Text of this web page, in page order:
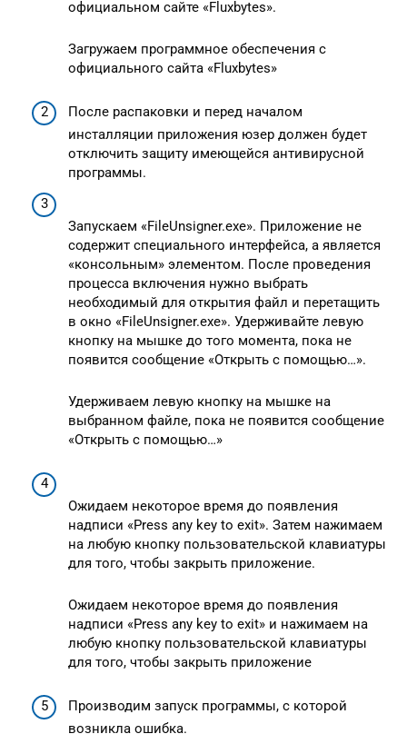
официальном сайте «Fluxbytes».
Загружаем программное обеспечения с
официального сайта «Fluxbytes»
После распаковки и перед началом
инсталляции приложения юзер должен будет
отключить защиту имеющейся антивирусной
программы.
Запускаем «FileUnsigner.exe». Приложение не
содержит специального интерфейса, а является
«консольным» элементом. После проведения
процесса включения нужно выбрать
необходимый для открытия файл и перетащить
в окно «FileUnsigner.exe». Удерживайте левую
кнопку на мышке до того момента, пока не
появится сообщение «Открыть с помощью…».
Удерживаем левую кнопку на мышке на
выбранном файле, пока не появится сообщение
«Открыть с помощью…»
Ожидаем некоторое время до появления
надписи «Press any key to exit». Затем нажимаем
на любую кнопку пользовательской клавиатуры
для того, чтобы закрыть приложение.
Ожидаем некоторое время до появления
надписи «Press any key to exit» и нажимаем на
любую кнопку пользовательской клавиатуры
для того, чтобы закрыть приложение
Производим запуск программы, с которой
возникла ошибка.